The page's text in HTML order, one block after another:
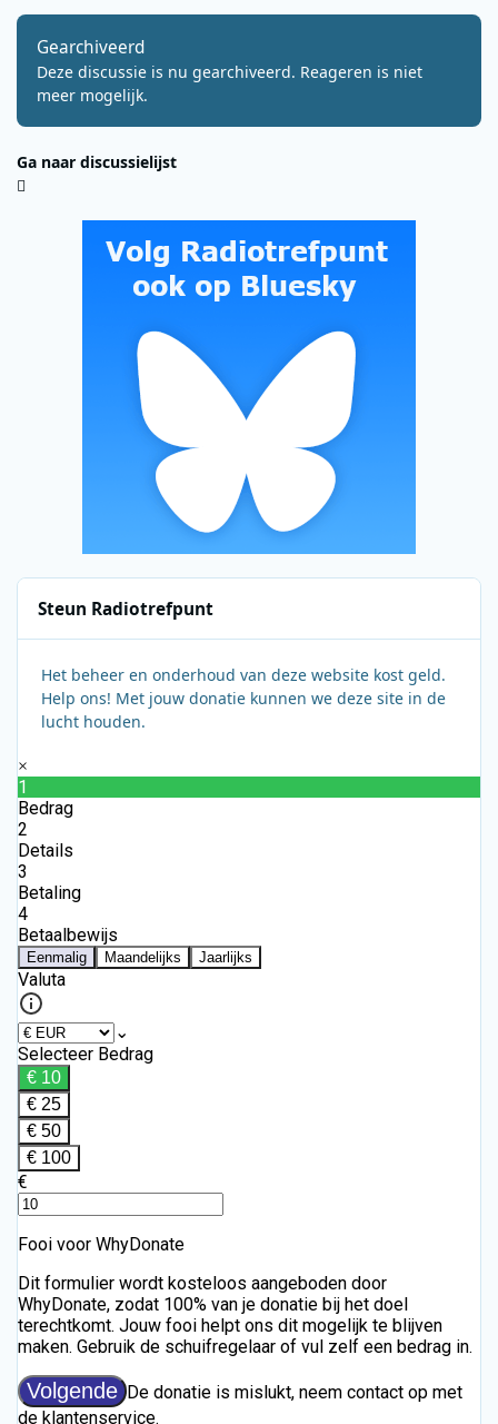
Gearchiveerd
Deze discussie is nu gearchiveerd. Reageren is niet
meer mogelijk.
Ga naar discussielijst
Steun Radiotrefpunt
Het beheer en onderhoud van deze website kost geld.
Help ons! Met jouw donatie kunnen we deze site in de
lucht houden.